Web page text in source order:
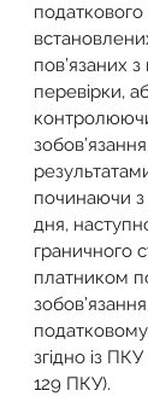
податкового
пов’язаних
перевірки,
починаючи
дня,
граничного
платником
згідно із ПКУ
129 ПКУ).